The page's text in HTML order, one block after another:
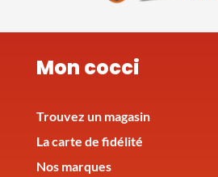
Mon cocci
Trouvez un magasin
La carte de fidélité
Nos marques